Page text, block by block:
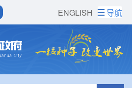
ENGLISH 导航